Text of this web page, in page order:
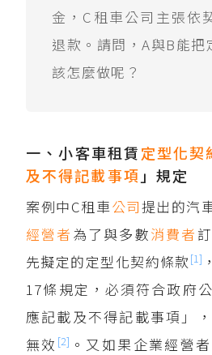
金，C租車公司主張依
退款。請問，A與B能把
該怎麼做呢？
一、小客車租賃定型化契
及不得記載事項 」規定
案例中C租車公司提出的汽
經營者 為了與多數消費者
先擬定的定型化契約條款 [1]
17條規定，必須符合政府
應記載及不得記載事項」
無效 [2] 。又如果企業經營